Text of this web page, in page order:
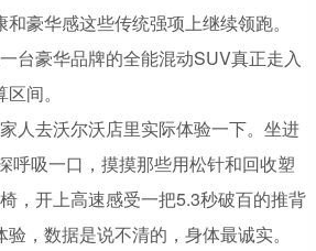
豪华感这些传统强项上继续领跑。
台豪华品牌的全能混动SUV真正走入
间。
人去沃尔沃店里实际体验一下。坐进
呼吸一口，摸摸那些用松针和回收塑
，开上高速感受一把5.3秒破百的推背
，数据是说不清的，身体最诚实。